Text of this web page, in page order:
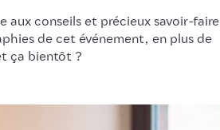
aux conseils et précieux savoir-faire
de cet événement, en plus de
ça bientôt ?